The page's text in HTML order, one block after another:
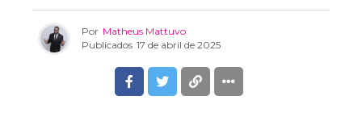
Por Matheus Mattuvo
Publicados 17 de abril de 2025